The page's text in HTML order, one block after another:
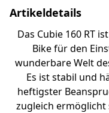
Artikeldetails
Das Cubie 160 RT
Bike für den
wunderbare Welt
Es ist stabil und
heftigster
zugleich ermöglicht